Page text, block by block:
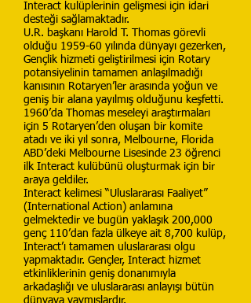
Interact kulüplerinin gelişmesi için idari
desteği sağlamaktadır.
U.R. başkanı Harold T. Thomas görevli
olduğu 1959-60 yılında dünyayı gezerken,
Gençlik hizmeti geliştirilmesi için Rotary
potansiyelinin tamamen anlaşılmadığı
kanısının Rotaryen’ler arasında yoğun ve
geniş bir alana yayılmış olduğunu keşfetti.
1960’da Thomas meseleyi araştırmaları
için 5 Rotaryen’den oluşan bir komite
atadı ve iki yıl sonra, Melbourne, Florida
ABD’deki Melbourne Lisesinde 23 öğrenci
ilk Interact kulübünü oluşturmak için bir
araya geldiler.
Interact kelimesi “Uluslararası Faaliyet”
(International Action) anlamına
gelmektedir ve bugün yaklaşık 200,000
genç 110’dan fazla ülkeye ait 8,700 kulüp,
Interact’ı tamamen uluslararası olgu
yapmaktadır. Gençler, Interact hizmet
etkinliklerinin geniş donanımıyla
arkadaşlığı ve uluslararası anlayışı bütün
dünyaya yaymışlardır.